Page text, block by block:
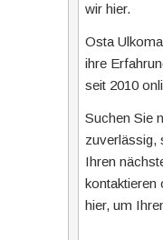
wir hier.
Osta
ihre
seit 2010
Suchen Sie
zuverlässig,
Ihren
kontaktieren
hier, um